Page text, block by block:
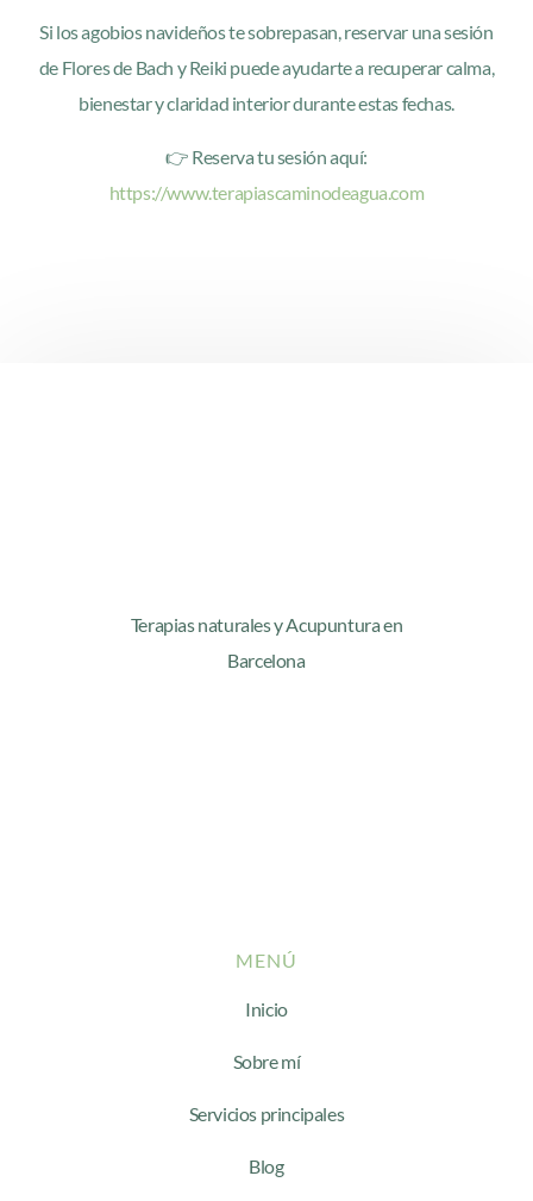
Si los agobios navideños te sobrepasan, reservar una sesión
de Flores de Bach y Reiki puede ayudarte a recuperar calma,
bienestar y claridad interior durante estas fechas.
👉 Reserva tu sesión aquí:
https://www.terapiascaminodeagua.com
Terapias naturales y Acupuntura en
Barcelona
MENÚ
Inicio
Sobre mí
Servicios principales
Blog